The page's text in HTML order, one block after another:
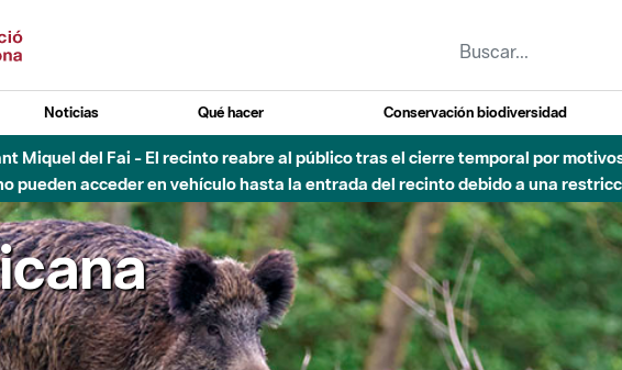
Noticias Qué hacer Conservación biodiversidad
Miquel del Fai - El recinto reabre al público tras el cierre temporal por
pueden acceder en vehículo hasta la entrada del recinto debido a una